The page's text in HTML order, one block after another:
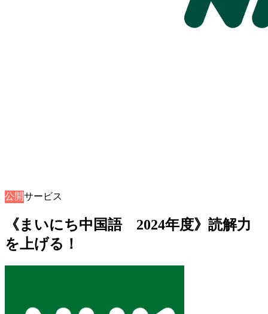
公開
音声サービス
《まいにち中国語 2024年度》読解力
を上げる！